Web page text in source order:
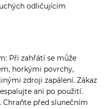
odličujícím
Při zahřátí se může
horkými povrchy,
zdroji zapálení. Zákaz
ani po použití.
před slunečním